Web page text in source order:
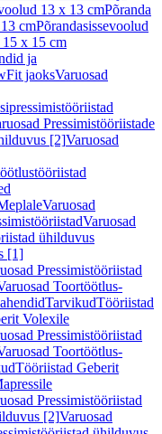
13 x 13 cmPõranda
cmPõrandasissevoolud
15 x 15 cm
ja
jaoksVaruosad
Pressimistööriistade
[2]Varuosad
Varuosad
Varuosad
ühilduvus
[1]
Pressimistööriistad
Toortöötlus-
TarvikudTööriistad
Volexile
Pressimistööriistad
Toortöötlus-
Tööriistad Geberit
Pressimistööriistad
[2]Varuosad